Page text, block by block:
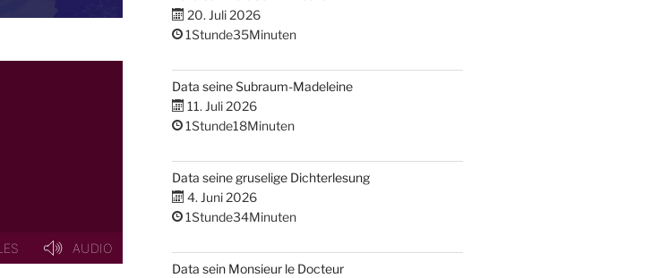
20. Juli 2026
1Stunde35Minuten
Data seine Subraum-Madeleine
11. Juli 2026
1Stunde18Minuten
Data seine gruselige Dichterlesung
4. Juni 2026
1Stunde34Minuten
Data sein Monsieur le Docteur